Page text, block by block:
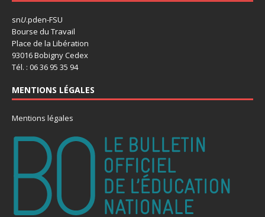
snU.pden-FSU
Bourse du Travail
Place de la Libération
93016 Bobigny Cedex
Tél. : 06 36 95 35 94
MENTIONS LÉGALES
Mentions légales